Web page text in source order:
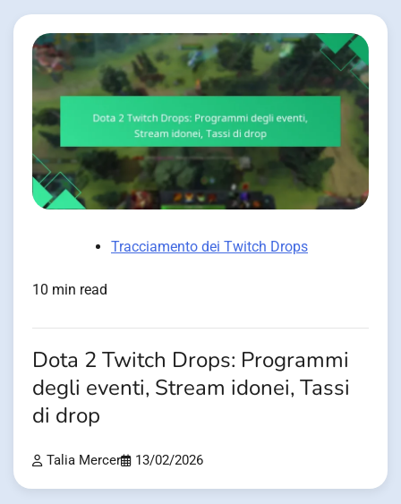
Tracciamento dei Twitch Drops
10 min read
Dota 2 Twitch Drops: Programmi
degli eventi, Stream idonei, Tassi
di drop
Talia Mercer 13/02/2026